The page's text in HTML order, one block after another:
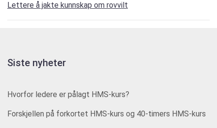
Lettere å jakte kunnskap om rovvilt
Siste nyheter
Hvorfor ledere er pålagt HMS-kurs?
Forskjellen på forkortet HMS-kurs og 40-timers HMS-kurs